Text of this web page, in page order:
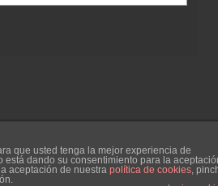
day date
por
que usted tenga la mejor experiencia de
está dando su consentimiento para la
aceptación de nuestra política de cookies,